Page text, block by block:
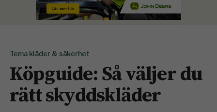
Tema kläder & säkerhet
Köpguide: Så väljer du
rätt skyddskläder